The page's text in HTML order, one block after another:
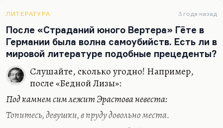
Что бы я делал? Вопрос, который вы задаете,
сродни моему любимому вопросу из повести
Куприна «Звезда Соломона»:«У тебя было
всемогущество, а на что ты его потратил, ты, мелкий
канцелярский чиновник Цвет? Ты мог бы, дорогой друг,
залить мир…
ЛИТЕРАТУРА 3 года назад
После «Страданий юного Вертера» Гёте в
Германии была волна самоубийств. Есть ли в
мировой литературе подобные прецеденты?
Слушайте, сколько угодно! Например,
после «Бедной Лизы»:
Под камнем сим лежит Эрастова невеста:
Топитесь, девушки, в пруду довольно места.